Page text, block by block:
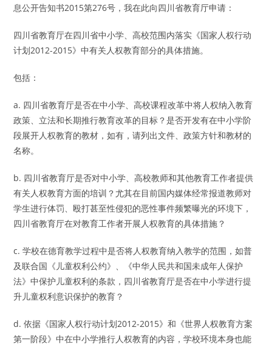
息公开告知书2015第276号，我在此向四川省教育厅申请：
四川省教育厅在四川省中小学、高校范围内落实《国家人权行动
计划2012-2015》中有关人权教育部分的具体措施。
包括：
a. 四川省教育厅是否在中小学、高校课程改革中将人权纳入教育
政策、立法和长期推行教育改革的目标？是否开发有在中小学阶
段展开人权教育的教材，如有，请列出文件、政策方针和教材的
名称。
b. 四川省教育厅是否对中小学、高校教师和其他教育工作者提供
有关人权教育方面的培训？尤其在目前国内媒体经常报道教师对
学生进行体罚、殴打甚至性侵犯的恶性事件频繁曝光的环境下，
四川省教育厅在对教育工作者开展人权教育的具体措施？
c. 学校在德育教学过程中是否将人权教育纳入教学的范围，如普
及联合国《儿童权利公约》、《中华人民共和国未成年人保护
法》中保护儿童权利的条款，四川省教育厅是否在中小学进行提
升儿童权利意识保护的教育？
d. 依据《国家人权行动计划2012-2015》和《世界人权教育方案
第一阶段》中在中小学推行人权教育的内容，学校环境本身也能